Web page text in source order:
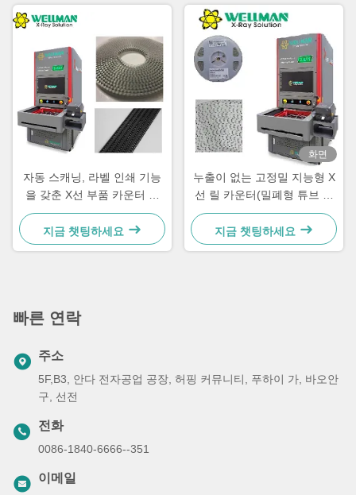
자동 스캐닝, 라벨 인쇄 기능
을 갖춘 X선 부품 카운터 및
시스템과 연결됨
지금 챗팅하세요
화면
누출이 없는 고정밀 지능형 X
선 릴 카운터(밀폐형 튜브 포
함)
지금 챗팅하세요
빠른 연락
주소
5F,B3, 안다 전자공업 공장, 허핑 커뮤니티, 푸하이 가, 바오안
구, 선전
전화
0086-1840-6666--351
이메일